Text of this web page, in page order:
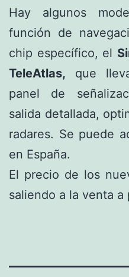
Hay algunos
función de
chip específico, el
TeleAtlas, que
panel de
salida detallada,
radares. Se puede
en España.
El precio de los
saliendo a la venta a